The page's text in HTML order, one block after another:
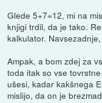
Glede 5+7=12, mi na
knjigi trdil, da je tako.
kalkulator.
Ampak, a bom zdej za
toda itak so vse
ušesi, kadar kakšnega
mislijo, da on je